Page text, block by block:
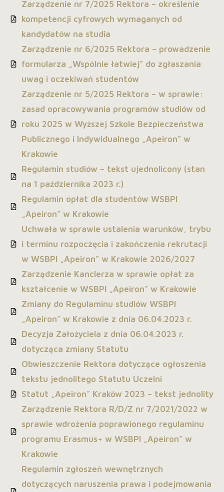
Zarządzenie nr 7/2025 Rektora – określenie
kompetencji cyfrowych wymaganych od
kandydatów na studia
Zarządzenie nr 6/2025 Rektora – prowadzenie
formularza „Wspólnie łatwiej” do zgłaszania
uwag i oczekiwań studentów
Zarządzenie nr 5/2025 Rektora – w sprawie:
zasad opracowywania programów studiów od
roku 2025 w Wyższej Szkole Bezpieczeństwa
Publicznego i Indywidualnego „Apeiron” w
Krakowie
Regulamin studiów – tekst ujednolicony (stan
na 1 października 2023 r.)
Regulamin opłat dla studentów WSBPI
„Apeiron” w Krakowie
Uchwała w sprawie ustalenia warunków, trybu
i terminu rozpoczęcia i zakończenia rekrutacji
w WSBPI „Apeiron” w Krakowie 2026/2027
Zarządzenie Kanclerza w sprawie opłat za
kształcenie w WSBPI „Apeiron” w Krakowie
Zmiany do Regulaminu studiów WSBPI
„Apeiron” w Krakowie z dnia 06.04.2023 r.
Decyzja Założyciela z dnia 06.04.2023 r.
dotycząca zmiany Statutu
Obwieszczenie Rektora dotyczące ogłoszenia
tekstu jednolitego Statutu Uczelni
Statut „Apeiron” Kraków 2023 – tekst jednolity
Zarządzenie Rektora R/D/Z nr 7/2021/2022 w
sprawie wdrożenia poprawionego regulaminu
programu Erasmus+ w WSBPI „Apeiron” w
Krakowie
Regulamin zgłoszeń wewnętrznych
dotyczących naruszenia prawa i podejmowania